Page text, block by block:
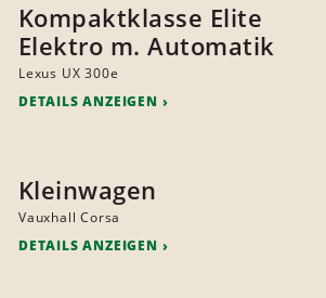
Kompaktklasse Elite
Elektro m. Automatik
Lexus UX 300e
DETAILS ANZEIGEN
Kleinwagen
Vauxhall Corsa
DETAILS ANZEIGEN